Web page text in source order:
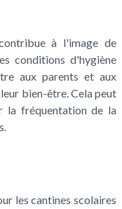
à l'image de
conditions d'hygiène
aux parents et aux
bien-être. Cela peut
la fréquentation de la
les cantines scolaires